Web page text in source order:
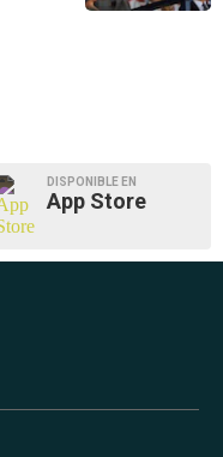
DISPONIBLE EN
App Store